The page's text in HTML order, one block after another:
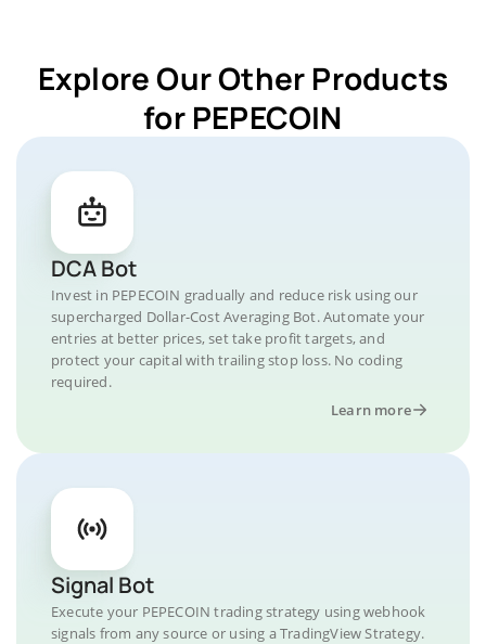
Explore Our Other Products
for PEPECOIN
DCA Bot
Invest in PEPECOIN gradually and reduce risk using our
supercharged Dollar-Cost Averaging Bot. Automate your
entries at better prices, set take profit targets, and
protect your capital with trailing stop loss. No coding
required.
Learn more
Signal Bot
Execute your PEPECOIN trading strategy using webhook
signals from any source or using a TradingView Strategy.